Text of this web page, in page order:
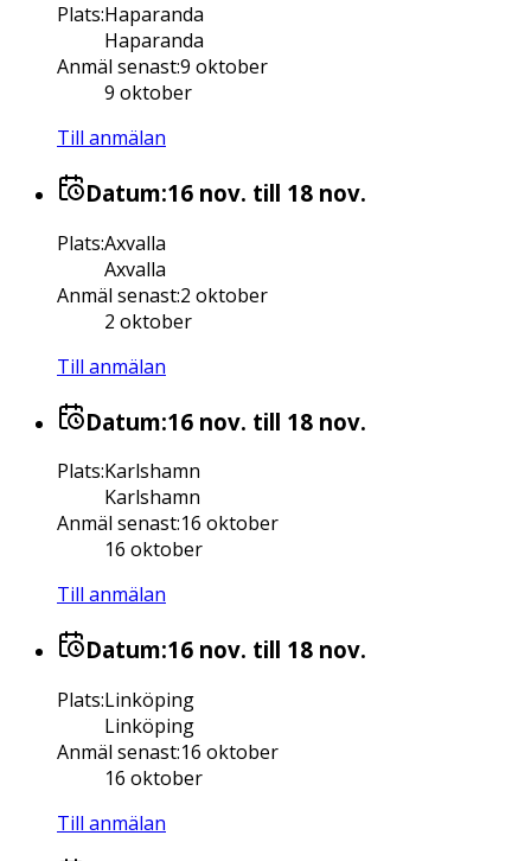
Plats:Haparanda
Haparanda
Anmäl senast:9 oktober
9 oktober
Till anmälan
Datum:16 nov. till 18 nov.
Plats:Axvalla
Axvalla
Anmäl senast:2 oktober
2 oktober
Till anmälan
Datum:16 nov. till 18 nov.
Plats:Karlshamn
Karlshamn
Anmäl senast:16 oktober
16 oktober
Till anmälan
Datum:16 nov. till 18 nov.
Plats:Linköping
Linköping
Anmäl senast:16 oktober
16 oktober
Till anmälan